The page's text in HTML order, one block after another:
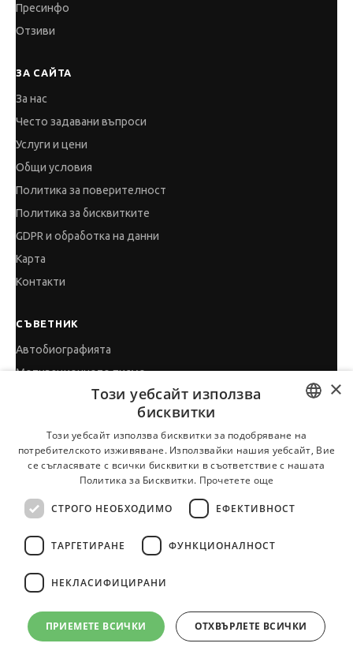
Пресинфо
Отзиви
ЗА САЙТА
За нас
Често задавани въпроси
Услуги и цени
Общи условия
Политика за поверителност
Политика за бисквитките
GDPR и обработка на данни
Карта
Контакти
СЪВЕТНИК
Автобиографията
Мотивационното писмо
Интервю за работа
Когато получим оферта
Препоръки
Vihra AI
За новодошли
Всички услуги на JobTiger
© 2000-2026 JobTiger. Всички права запазени.
BULGARIAN
ENGLISH
×
Този уебсайт използва
бисквитки
Този уебсайт използва бисквитки за подобряване на
потребителското изживяване. Използвайки нашия уебсайт, Вие
се съгласявате с всички бисквитки в съответствие с нашата
Политика за Бисквитки. Прочетете още
СТРОГО НЕОБХОДИМО ЕФЕКТИВНОСТ
ТАРГЕТИРАНЕ ФУНКЦИОНАЛНОСТ
НЕКЛАСИФИЦИРАНИ
ПРИЕМЕТЕ ВСИЧКИ ОТХВЪРЛЕТЕ ВСИЧКИ